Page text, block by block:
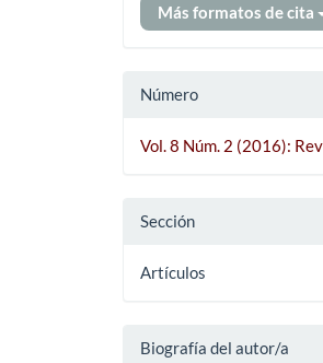
Más formatos de cita
Número
Vol. 8 Núm. 2 (2016):
Sección
Artículos
Biografía del autor/a